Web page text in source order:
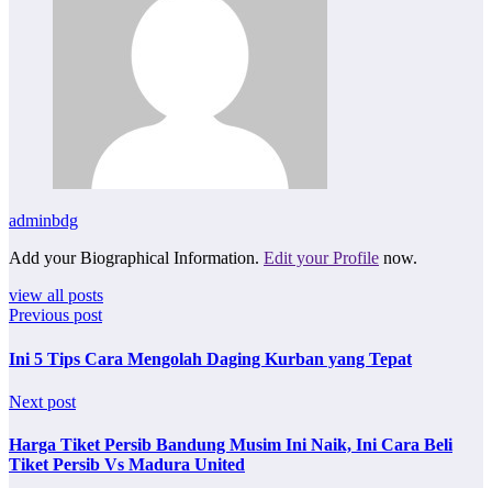
adminbdg
Add your Biographical Information. Edit your Profile now.
view all posts
Previous post
Ini 5 Tips Cara Mengolah Daging Kurban yang Tepat
Next post
Harga Tiket Persib Bandung Musim Ini Naik, Ini Cara Beli
Tiket Persib Vs Madura United